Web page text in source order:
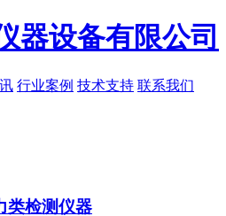
行业案例 技术支持 联系我们
类检测仪器